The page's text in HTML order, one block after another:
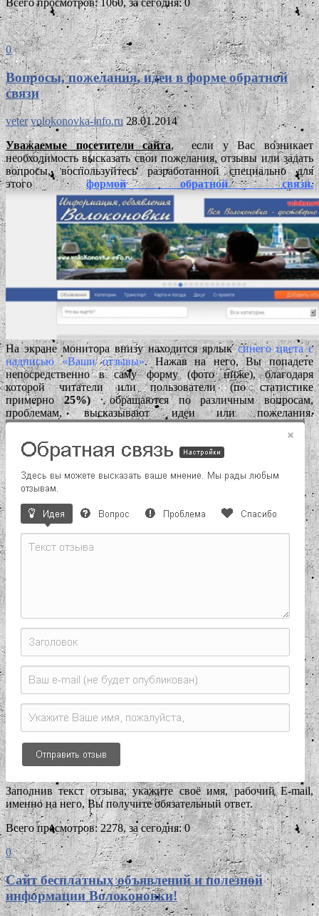
Всего просмотров: 1060, за сегодня: 0
0
Вопросы, пожелания, идеи в форме обратной
связи
veter volokonovka-info.ru 28.01.2014
Уважаемые посетители сайта, если у Вас возникает
необходимость высказать свои пожелания, отзывы или задать
вопросы, воспользуйтесь разработанной специально для
этогоформой обратной связи.
На экране монитора внизу находится ярлыксинего цвета с
надписью «Ваши отзывы». Нажав на него, Вы попадете
непосредственно в саму форму (фото ниже), благодаря
которой читатели или пользователи (по статистике
примерно25%)обращаются по различным вопросам,
проблемам, высказывают идеи или пожелания.
Заполнив текст отзыва, укажите своё имя, рабочий E-mail,
именно на него, Вы получите обязательный ответ.
Всего просмотров: 2278, за сегодня: 0
0
Сайт бесплатных объявлений и полезной
информации Волоконовки!